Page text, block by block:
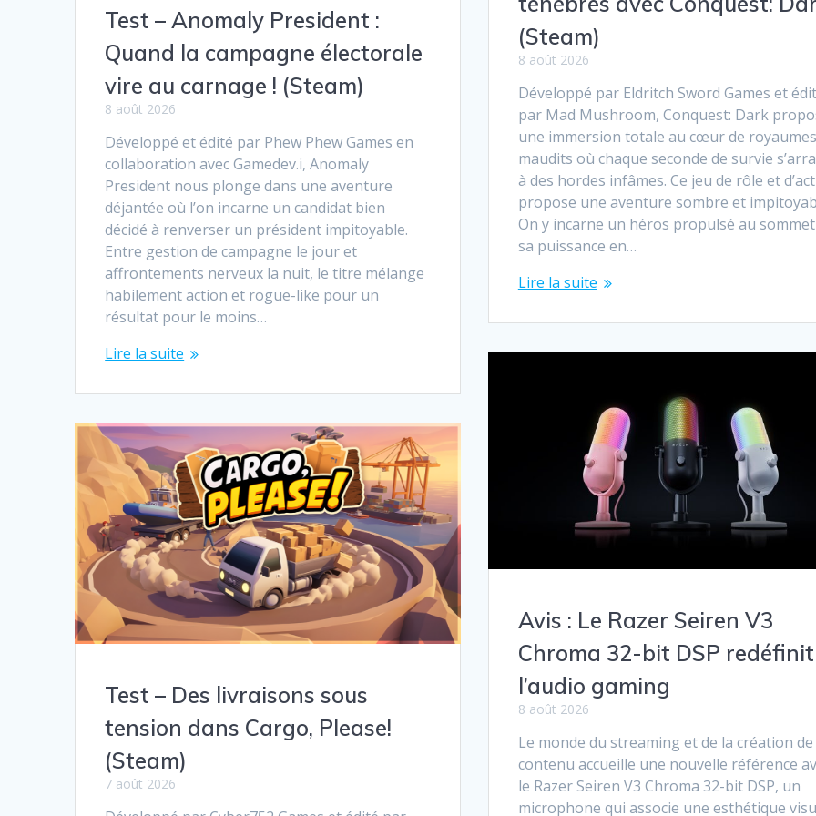
(Steam)
8 août 2026
Développé par Eldritch Sword Games et
par Mad Mushroom, Conquest: Dark
une immersion totale au cœur de royaumes
maudits où chaque seconde de survie
à des hordes infâmes. Ce jeu de rôle et
propose une aventure sombre et
On y incarne un héros propulsé au
sa puissance en…
Lire la suite
Test – Anomaly President :
Quand la campagne électorale
vire au carnage ! (Steam)
8 août 2026
Développé et édité par Phew Phew Games en
collaboration avec Gamedev.i, Anomaly
President nous plonge dans une aventure
déjantée où l’on incarne un candidat bien
décidé à renverser un président impitoyable.
Entre gestion de campagne le jour et
affrontements nerveux la nuit, le titre mélange
habilement action et rogue-like pour un
résultat pour le moins…
Lire la suite
Avis : Le Razer Seiren V3
Chroma 32-bit DSP redéfinit
l’audio gaming
8 août 2026
Le monde du streaming et de la création de
contenu accueille une nouvelle référence
le Razer Seiren V3 Chroma 32-bit DSP, un
microphone qui associe une esthétique
Test – Des livraisons sous
tension dans Cargo, Please!
(Steam)
7 août 2026